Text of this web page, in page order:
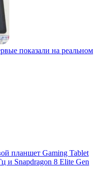
показали на реальном
планшет Gaming Tablet
и Snapdragon 8 Elite Gen